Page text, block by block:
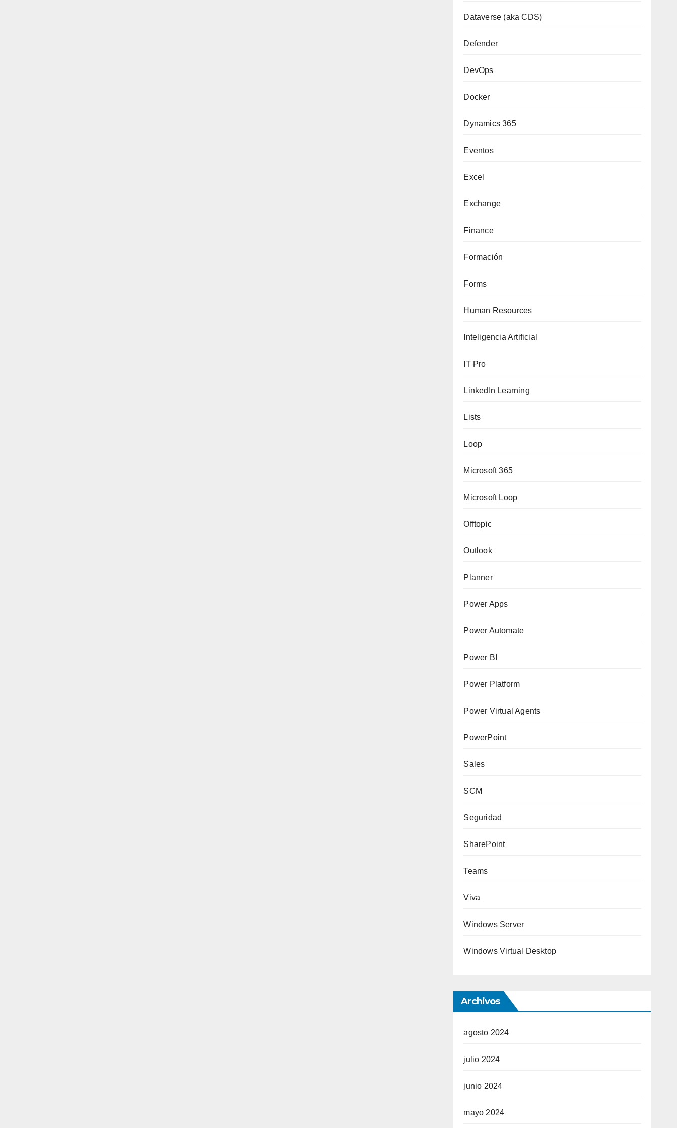
Dataverse (aka CDS)
Defender
DevOps
Docker
Dynamics 365
Eventos
Excel
Exchange
Finance
Formación
Forms
Human Resources
Inteligencia Artificial
IT Pro
LinkedIn Learning
Lists
Loop
Microsoft 365
Microsoft Loop
Offtopic
Outlook
Planner
Power Apps
Power Automate
Power BI
Power Platform
Power Virtual Agents
PowerPoint
Sales
SCM
Seguridad
SharePoint
Teams
Viva
Windows Server
Windows Virtual Desktop
Archivos
agosto 2024
julio 2024
junio 2024
mayo 2024